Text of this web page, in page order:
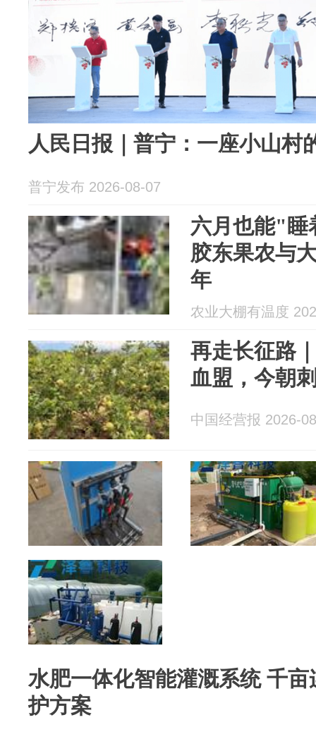
人民日报｜普宁：一座小山村
普宁发布 2026-08-07
六月也能"睡
胶东果农与
年
农业大棚有温度
再走长征路
血盟，今朝
中国经营报 2026-
水肥一体化智能灌溉系统 千
护方案